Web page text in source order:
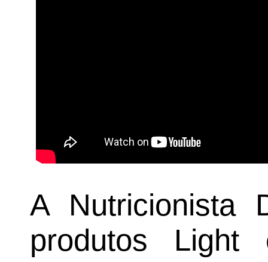
A Nutricionista
produtos